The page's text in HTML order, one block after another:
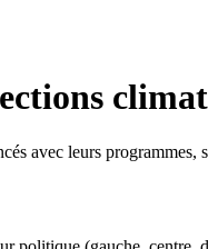
avec leurs programmes,